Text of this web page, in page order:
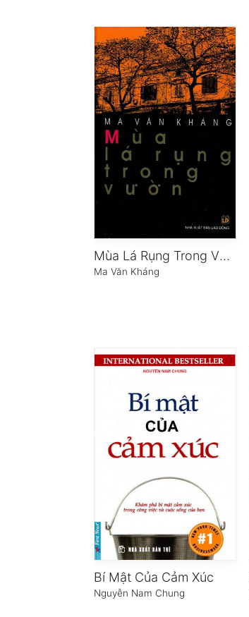
Mùa Lá Rụng Trong Vườn
Ma Văn Kháng
Bí Mật Của Cảm Xúc
Nguyễn Nam Chung